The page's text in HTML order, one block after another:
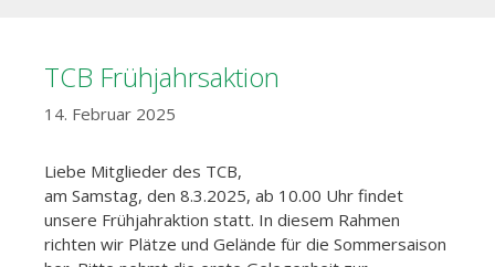
TCB Frühjahrsaktion
14. Februar 2025
Liebe Mitglieder des TCB,
am Samstag, den 8.3.2025, ab 10.00 Uhr findet
unsere Frühjahraktion statt. In diesem Rahmen
richten wir Plätze und Gelände für die Sommersaison